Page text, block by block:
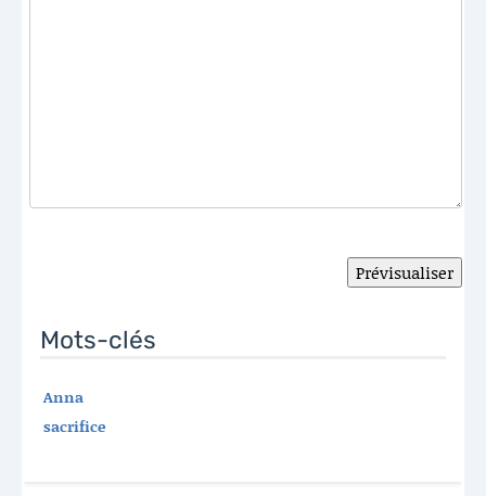
Mots-clés
Anna
sacrifice